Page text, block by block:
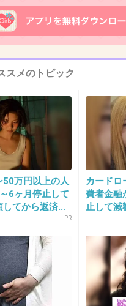
+229
月) 00:27:49
感。
月) 00:27:57
晩婚化してる人だけ
めて不妊かもと思う
一概には難しい問題
なくても済む程度の
いいと思いますね
スメのトピック
50万円以上の人
6ヶ月停止して
してから返済...
PR
カードロ
費者金融
止して減